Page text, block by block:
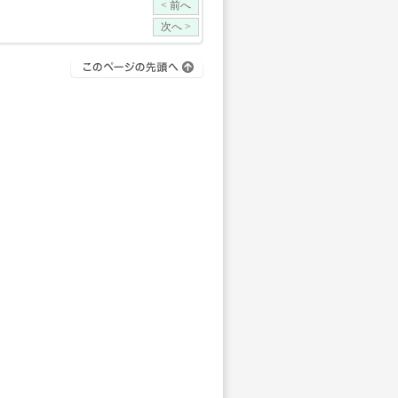
< 前へ
次へ >